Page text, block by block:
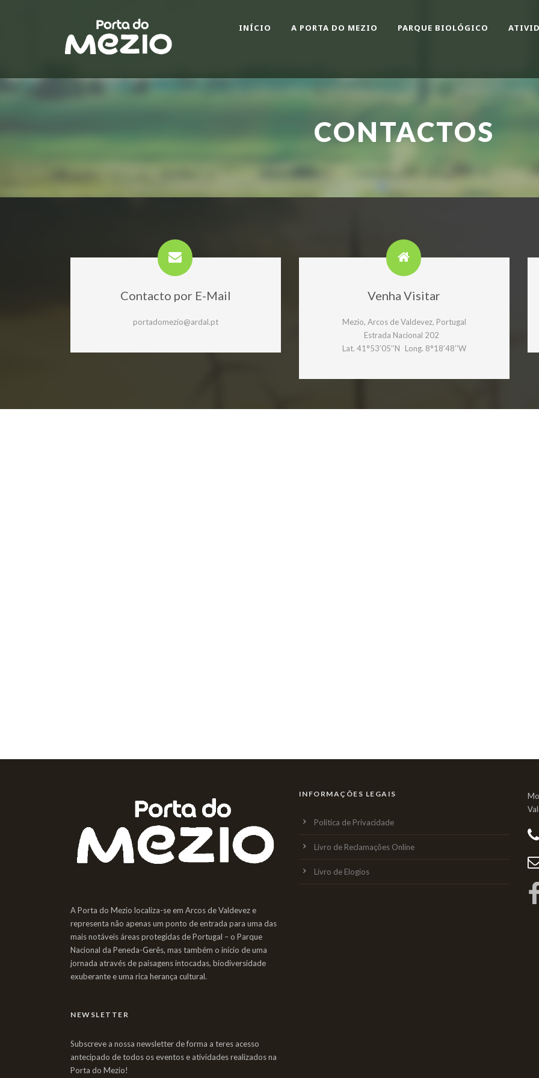
INÍCIO A PORTA DO MEZIO PARQUE BIOLÓGICO
CONTACTOS
Contacto por E-Mail
portadomezio@ardal.pt
Venha Visitar
Mezio, Arcos de Valdevez, Portugal
Estrada Nacional 202
Lat. 41°53’05’’N Long. 8°18’48’’W
A Porta do Mezio localiza-se em Arcos de Valdevez e
representa não apenas um ponto de entrada para uma das
mais notáveis áreas protegidas de Portugal – o Parque
Nacional da Peneda-Gerês, mas também o início de uma
jornada através de paisagens intocadas, biodiversidade
exuberante e uma rica herança cultural.
NEWSLETTER
Subscreve a nossa newsletter de forma a teres acesso
antecipado de todos os eventos e atividades realizados na
Porta do Mezio!
INFORMAÇÕES LEGAIS
Política de Privacidade
Livro de Reclamações Online
Livro de Elogios